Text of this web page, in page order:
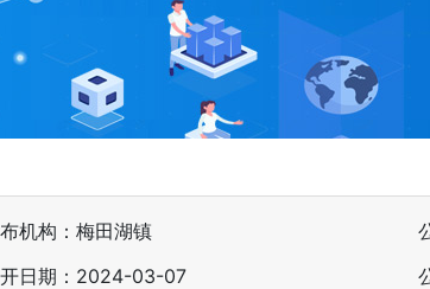
机构：梅田湖镇
日期：2024-03-07